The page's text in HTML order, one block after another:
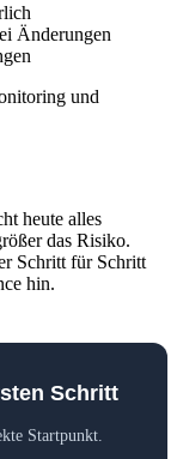
Änderungen
und
heute alles
das Risiko.
Schritt für Schritt
hin.
Schritt
Startpunkt.